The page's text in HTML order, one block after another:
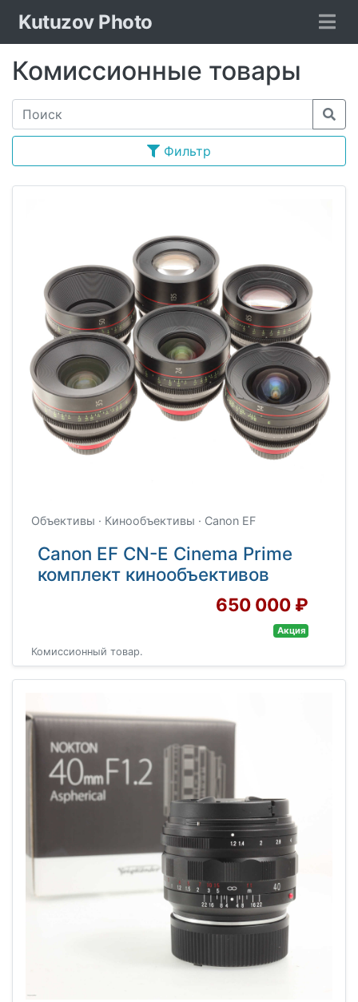
Kutuzov Photo
Комиссионные товары
Фильтр
Объективы · Кинообъективы · Canon EF
Canon EF CN-E Cinema Prime
комплект кинообъективов
650 000 ₽
Акция
Комиссионный товар.